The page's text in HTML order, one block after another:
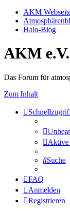
AKM
Halo-Blog
AKM
Das Forum für
Zum Inhalt
Aktive
Suche
FAQ
Anmelden
Registrieren